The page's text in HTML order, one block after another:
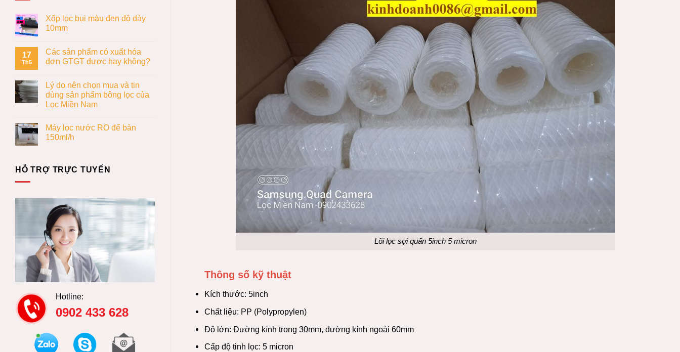
Xốp lọc bụi màu đen độ dày
10mm
17
Th5
Các sản phẩm có xuất hóa
đơn GTGT được hay không?
Lý do nên chọn mua và tin
dùng sản phẩm bông lọc của
Lọc Miền Nam
Máy lọc nước RO để bàn
150ml/h
HỖ TRỢ TRỰC TUYẾN
Hotline:
0902 433 628
Lõi lọc sợi quấn 5inch 5 micron
Thông số kỹ thuật
Kích thước: 5inch
Chất liệu: PP (Polypropylen)
Độ lớn: Đường kính trong 30mm, đường kính ngoài 60mm
Cấp độ tinh lọc: 5 micron